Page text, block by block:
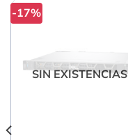
-17%
SIN EXISTENCIAS